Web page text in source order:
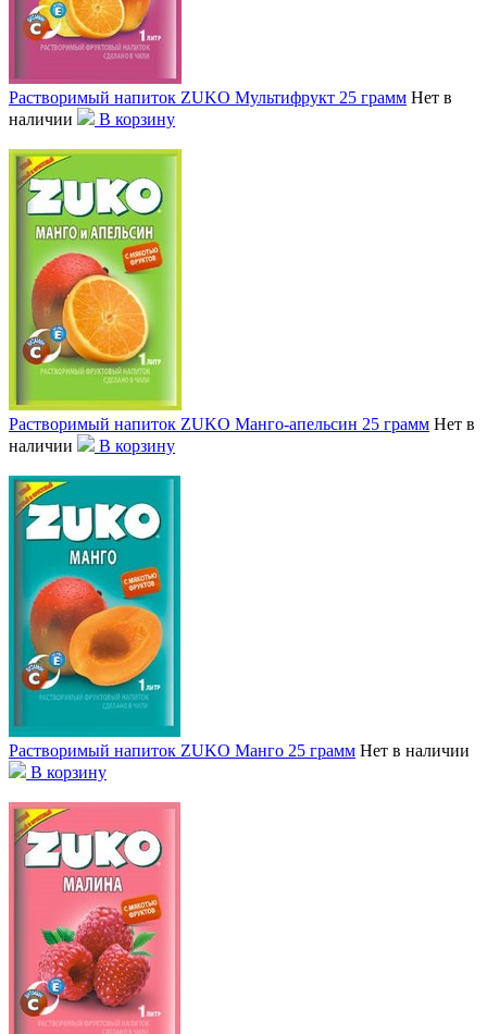
Растворимый напиток ZUKO Мультифрукт 25 грамм Нет в
наличии
В корзину
Растворимый напиток ZUKO Манго-апельсин 25 грамм Нет в
наличии
В корзину
Растворимый напиток ZUKO Манго 25 грамм Нет в наличии
В корзину